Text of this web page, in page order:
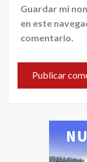
Guardar mi
en este
comentario.